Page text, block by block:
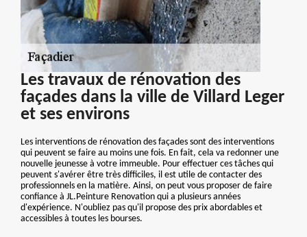
Les travaux de rénovation des
façades dans la ville de Villard Leger
et ses environs
Les interventions de rénovation des façades sont des interventions
qui peuvent se faire au moins une fois. En fait, cela va redonner une
nouvelle jeunesse à votre immeuble. Pour effectuer ces tâches qui
peuvent s'avérer être très difficiles, il est utile de contacter des
professionnels en la matière. Ainsi, on peut vous proposer de faire
confiance à JL.Peinture Renovation qui a plusieurs années
d'expérience. N'oubliez pas qu'il propose des prix abordables et
accessibles à toutes les bourses.